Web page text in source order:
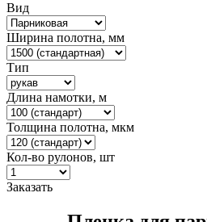
Вид
Ширина полотна, мм
Тип
Длина намотки, м
Толщина полотна, мкм
Кол-во рулонов, шт
Заказать